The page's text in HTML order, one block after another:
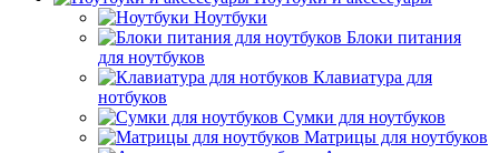
Ноутбуки
Блоки питания
для ноутбуков
Клавиатура для
нотбуков
Сумки для ноутбуков
Матрицы для ноутбуков